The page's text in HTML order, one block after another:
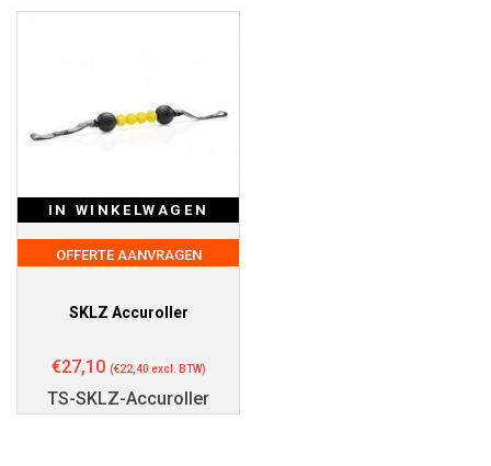
IN WINKELWAGEN
OFFERTE AANVRAGEN
SKLZ Accuroller
€27,10 (€22,40 excl. BTW)
TS-SKLZ-Accuroller